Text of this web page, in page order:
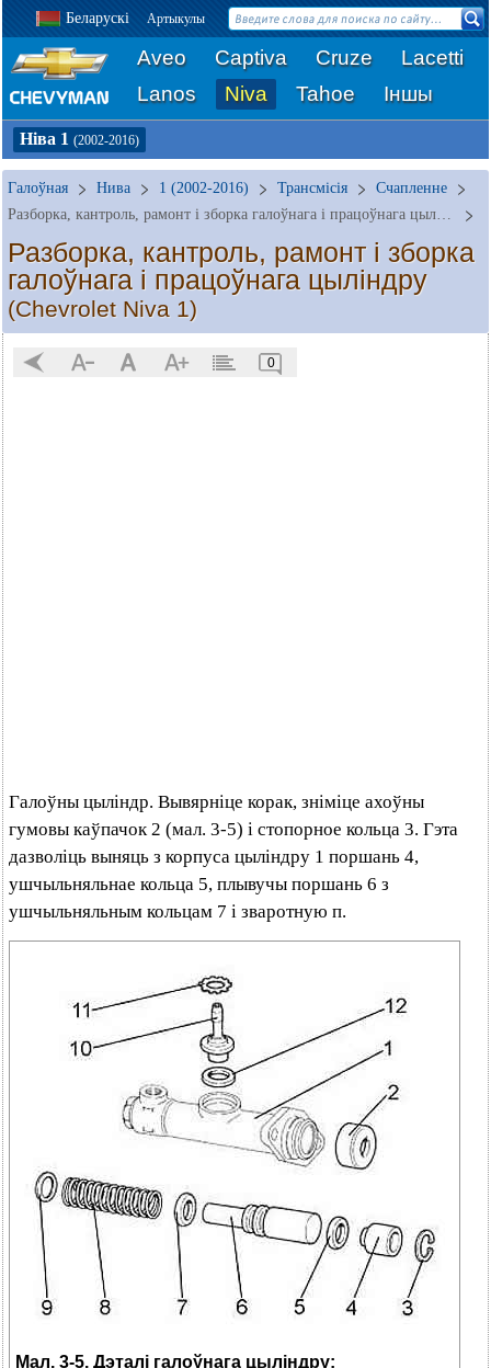
Беларускі Артыкулы
Aveo Captiva Cruze
Lacetti
Lanos
Niva Tahoe Іншы
Ніва 1 (2002-2016)
Галоўная Нива 1 (2002-2016) Трансмісія
Счапленне
Разборка, кантроль, рамонт і зборка галоўнага і працоўнага цыліндру
Разборка, кантроль, рамонт і зборка
галоўнага і працоўнага цыліндру
(Chevrolet Niva 1)
0
Галоўны цыліндр. Вывярніце корак, зніміце ахоўны
гумовы каўпачок 2 (мал. 3-5) і стопорное кольца 3. Гэта
дазволіць выняць з корпуса цыліндру 1 поршань 4,
ушчыльняльнае кольца 5, плывучы поршань 6 з
ушчыльняльным кольцам 7 і зваротную п.
Мал. 3-5. Дэталі галоўнага цыліндру: